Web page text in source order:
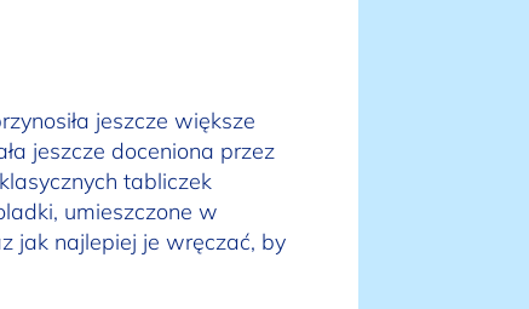
jeszcze większe
jeszcze doceniona przez
tabliczek
umieszczone w
jak najlepiej je wręczać, by